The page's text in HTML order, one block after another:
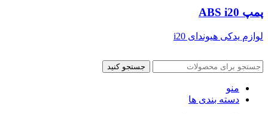
پمپ ABS i20
لوازم یدکی هیوندای i20
جستجو کنید
منو
دسته بندی ها